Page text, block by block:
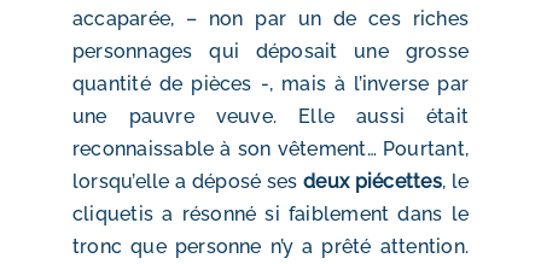
accaparée, – non par un de ces riches
personnages qui déposait une grosse
quantité de pièces -, mais à l’inverse par
une pauvre veuve. Elle aussi était
reconnaissable à son vêtement… Pourtant,
lorsqu’elle a déposé sesdeux piécettes, le
cliquetis a résonné si faiblement dans le
tronc que personne n’y a prêté attention.